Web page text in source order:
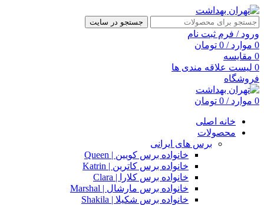
جستجو در سایت
ورود / فرم ثبت نام
0 موارد /
0 تومان
0 مقایسه
0 لیست علاقه مندی ها
فروشگاه
0 موارد /
0 تومان
خانه اصلی
محصولات
برس های ایرانی
خانواده برس کویین | Queen
خانواده برس کاترین | Katrin
خانواده برس کلارا | Clara
خانواده برس مارشال | Marshal
خانواده برس شکیلا | Shakila